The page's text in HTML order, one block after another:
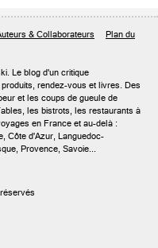
& Collaborateurs
Plan du
. Le blog d'un critique
rendez-vous et livres. Des
et les coups de gueule de
les bistrots, les restaurants à
en France et au-delà :
Côte d'Azur, Languedoc-
Provence, Savoie...